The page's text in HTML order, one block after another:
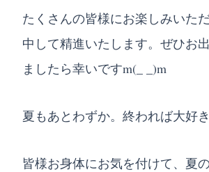
たくさんの皆様にお楽しみいた
中して精進いたします。ぜひお
ましたら幸いですm(_ _)m
夏もあとわずか。終われば大好き
皆様お身体にお気を付けて、夏